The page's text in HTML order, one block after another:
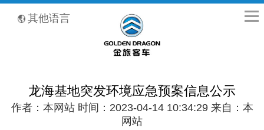
其他语言
龙海基地突发环境应急预案信息公示
作者：本网站 时间：2023-04-14 10:34:29 来自：本
网站